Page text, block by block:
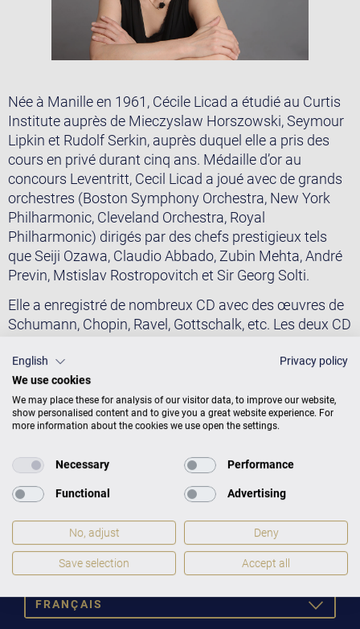
Née à Manille en 1961, Cécile Licad a étudié au Curtis
Institute auprès de Mieczyslaw Horszowski, Seymour
Lipkin et Rudolf Serkin, auprès duquel elle a pris des
cours en privé durant cinq ans. Médaille d’or au
concours Leventritt, Cecil Licad a joué avec de grands
orchestres (Boston Symphony Orchestra, New York
Philharmonic, Cleveland Orchestra, Royal
Philharmonic) dirigés par des chefs prestigieux tels
que Seiji Ozawa, Claudio Abbado, Zubin Mehta, André
Previn, Mstislav Rostropovitch et Sir Georg Solti.
Elle a enregistré de nombreux CD avec des œuvres de
Schumann, Chopin, Ravel, Gottschalk, etc. Les deux CD
Saint-Saëns qu’elle a enregistrés chez Sony avec le
London Philharmonic Orchestra dirigé par André Previn
ont reçu le Grand prix du disque.
© Sarah Black
FRANÇAIS
TOGGLE
English
Privacy policy
We use cookies
We may place these for analysis of our visitor data, to improve our website,
show personalised content and to give you a great website experience. For
more information about the cookies we use open the settings.
Necessary Performance
Functional Advertising
No, adjust Deny
Save selection Accept all